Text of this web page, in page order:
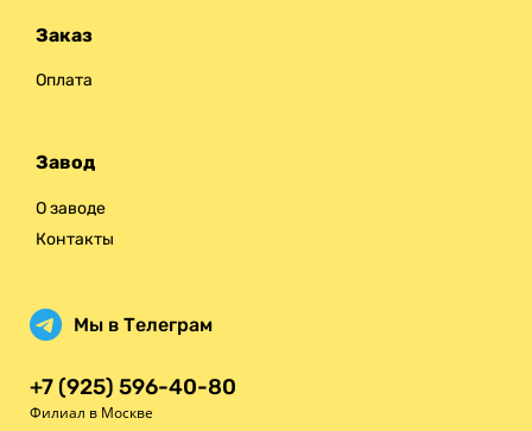
Заказ
Оплата
Завод
О заводе
Контакты
Мы в Телеграм
+7 (925) 596-40-80
Филиал в Москве